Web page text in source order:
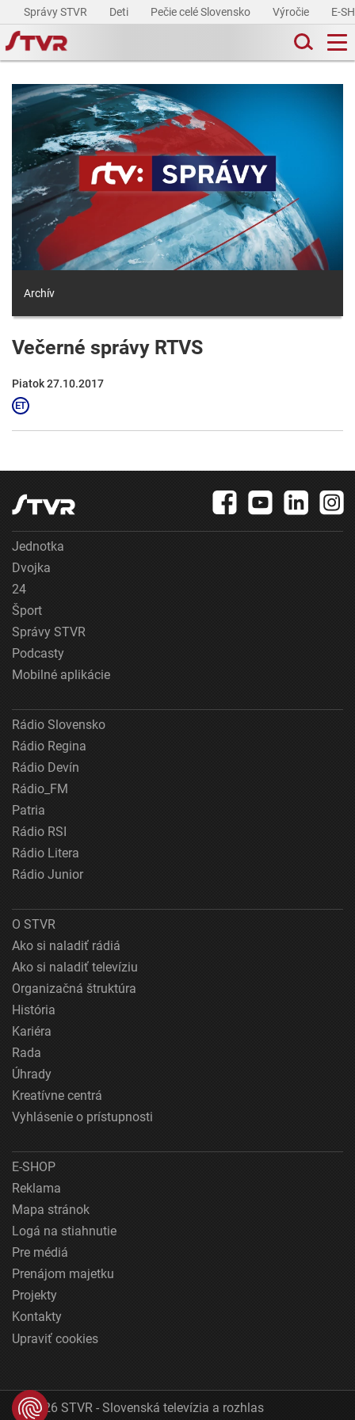
Správy STVR Deti Pečie celé Slovensko Výročie E-
Archív
Večerné správy RTVS
Piatok 27.10.2017
Jednotka
Dvojka
24
Šport
Správy STVR
Podcasty
Mobilné aplikácie
Rádio Slovensko
Rádio Regina
Rádio Devín
Rádio_FM
Patria
Rádio RSI
Rádio Litera
Rádio Junior
O STVR
Ako si naladiť rádiá
Ako si naladiť televíziu
Organizačná štruktúra
História
Kariéra
Rada
Úhrady
Kreatívne centrá
Vyhlásenie o prístupnosti
E-SHOP
Reklama
Mapa stránok
Logá na stiahnutie
Pre médiá
Prenájom majetku
Projekty
Kontakty
Upraviť cookies
© 2026 STVR - Slovenská televízia a rozhlas